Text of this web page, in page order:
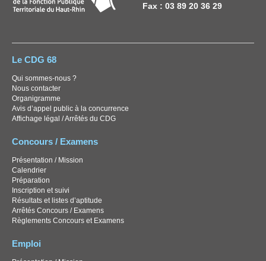
Fax : 03 89 20 36 29
Le CDG 68
Qui sommes-nous ?
Nous contacter
Organigramme
Avis d’appel public à la concurrence
Affichage légal / Arrêtés du CDG
Concours / Examens
Présentation / Mission
Calendrier
Préparation
Inscription et suivi
Résultats et listes d’aptitude
Arrêtés Concours / Examens
Règlements Concours et Examens
Emploi